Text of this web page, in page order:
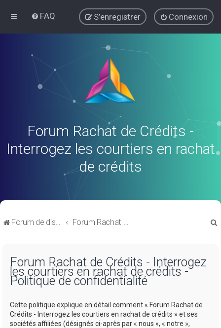
FAQ Connexion
S’enregistrer
Forum Rachat de Crédits -
Interrogez les courtiers en rachat
de crédits
Forum de discussions sur le Regroupement de Crédits et le Rachat de Crédits Forum Rachat de Crédits
Forum Rachat de Crédits - Interrogez
les courtiers en rachat de crédits -
Politique de confidentialité
Cette politique explique en détail comment « Forum Rachat de
Crédits - Interrogez les courtiers en rachat de crédits » et ses
sociétés affiliées (désignés ci-après par « nous », « notre »,